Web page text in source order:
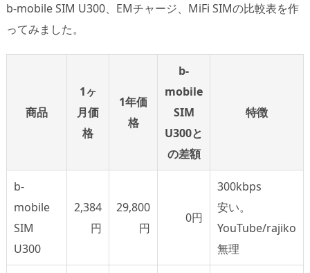
b-mobile SIM U300、EMチャージ、MiFi SIMの比較表を作
ってみました。
商品
1ヶ
月価
格
1年価
格
b-
mobile
SIM
U300と
の差額
特徴
b-
mobile
SIM
U300
2,384
円
29,800
円
0円
300kbps
安い。
YouTube/rajiko
無理